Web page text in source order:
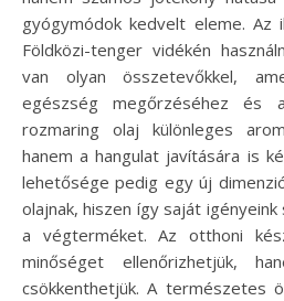
gyógymódok kedvelt eleme.
Földközi-tenger vidékén
van olyan összetevőkkel,
egészség megőrzéséhez és
rozmaring olaj különleges
hanem a hangulat javítására is
lehetősége pedig egy új
olajnak, hiszen így saját
a végterméket. Az otthoni
minőséget ellenőrizhetjük,
csökkenthetjük. A természetes